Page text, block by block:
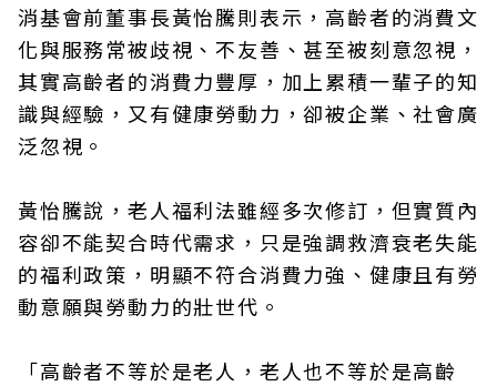
消基會前董事長黃怡騰則表示，高齡者的消費文
化與服務常被歧視、不友善、甚至被刻意忽視，
其實高齡者的消費力豐厚，加上累積一輩子的知
識與經驗，又有健康勞動力，卻被企業、社會廣
泛忽視。
黃怡騰說，老人福利法雖經多次修訂，但實質內
容卻不能契合時代需求，只是強調救濟衰老失能
的福利政策，明顯不符合消費力強、健康且有勞
動意願與勞動力的壯世代。
「高齡者不等於是老人，老人也不等於是高齡